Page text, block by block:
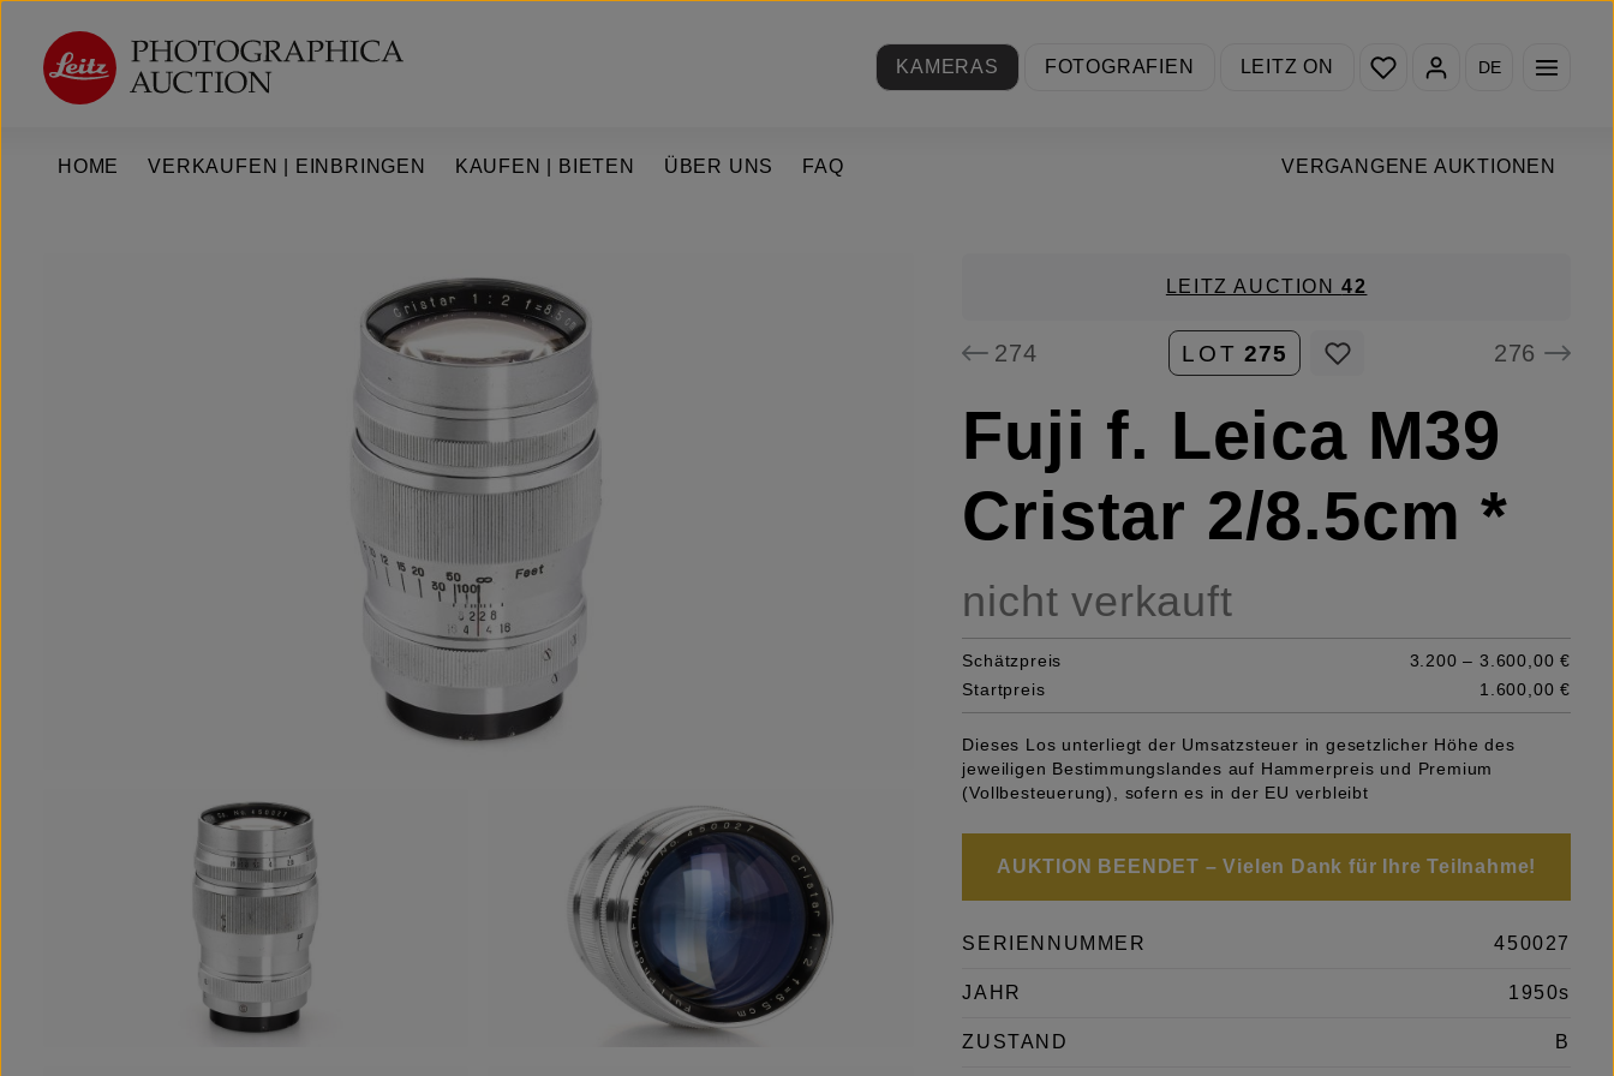
Hauptinhalt springen
Zur Hauptnavigation springen
KAMERAS
FOTOGRAFIEN LEITZ ON
Du hast 0 Produkte auf
DE
HOME VERGANGENE AUKTIONEN
VERKAUFEN | EINBRINGEN KAUFEN | BIETEN ÜBER UNS FAQ
LEITZ AUCTION42
274 LOT 275 276
Fuji f. Leica M39
Cristar 2/8.5cm *
nicht verkauft
Schätzpreis
3.200 – 3.600,00 €
Startpreis
1.600,00 €
Dieses Los unterliegt der Umsatzsteuer in gesetzlicher Höhe des
jeweiligen Bestimmungslandes auf Hammerpreis und Premium
(Vollbesteuerung), sofern es in der EU verbleibt
AUKTION BEENDET – Vielen Dank für Ihre Teilnahme!
SERIENNUMMER 450027
JAHR 1950s
ZUSTAND B